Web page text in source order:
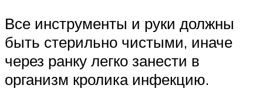
Все инструменты и руки должны
быть стерильно чистыми, иначе
через ранку легко занести в
организм кролика инфекцию.